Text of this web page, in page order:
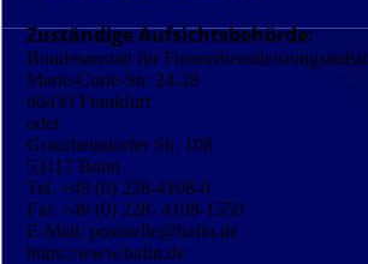
Zuständige Aufsichtsbehörde:
Bundesanstalt für
Marie-Curie-Str. 24-28
60439 Frankfurt
oder
Graurheindorfer Str. 108
53117 Bonn
Tel. +49 (0) 228-4108-0
Fax +49 (0) 228- 4108-1550
E-Mail: poststelle@bafin.de
https://www.bafin.de